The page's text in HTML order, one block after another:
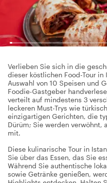
Verlieben Sie sich in die
dieser köstlichen Food-Tour
Auswahl von 10 Speisen und
Foodie-Gastgeber
verteilt auf mindestens 3
leckeren Must-Trys wie
einzigartigen Gerichten, die
Dürüm; Sie werden verwöhnt,
mit.
Diese kulinarische Tour in
Sie über das Essen, das Sie
Während Sie authentische
sowie Getränke genießen,